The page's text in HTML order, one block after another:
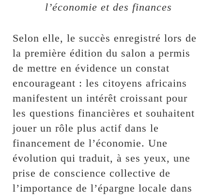
l’économie et des finances
Selon elle, le succès enregistré lors de
la première édition du salon a permis
de mettre en évidence un constat
encourageant : les citoyens africains
manifestent un intérêt croissant pour
les questions financières et souhaitent
jouer un rôle plus actif dans le
financement de l’économie. Une
évolution qui traduit, à ses yeux, une
prise de conscience collective de
l’importance de l’épargne locale dans